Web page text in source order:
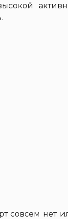
совсем нет